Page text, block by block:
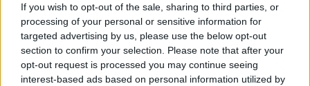
If you wish to opt-out of the sale, sharing to third parties, or
processing of your personal or sensitive information for
targeted advertising by us, please use the below opt-out
section to confirm your selection. Please note that after your
opt-out request is processed you may continue seeing
interest-based ads based on personal information utilized by
Εγώ άλλο θέλω να μάθω 15·05·2026 20:18
Σήμερα που πάτησε στο glass floor του Teleturk
Centre είχε υψομένες γροθιές και σχημάτισε το 8 με